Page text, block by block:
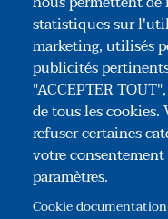
statistiques sur
marketing, utilisés
publicités
"ACCEPTER
de tous les cookies.
refuser certaines
votre
paramètres.
Cookie documentation
Association
35, rue du Général